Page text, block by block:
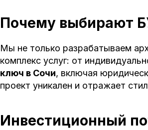
Почему выбирают
Мы не только разрабатываем
комплекс услуг: от
ключ в Сочи, включая
проект уникален и отражает
Инвестиционный